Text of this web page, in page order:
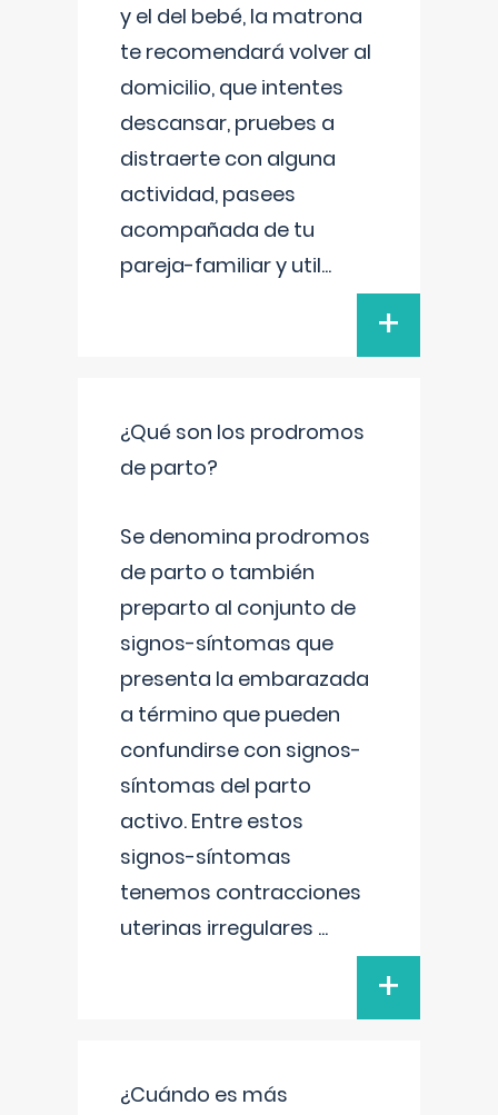
y el del bebé, la matrona
te recomendará volver al
domicilio, que intentes
descansar, pruebes a
distraerte con alguna
actividad, pasees
acompañada de tu
pareja-familiar y util...
+
¿Qué son los prodromos
de parto?
Se denomina prodromos
de parto o también
preparto al conjunto de
signos-síntomas que
presenta la embarazada
a término que pueden
confundirse con signos-
síntomas del parto
activo. Entre estos
signos-síntomas
tenemos contracciones
uterinas irregulares ...
+
¿Cuándo es más